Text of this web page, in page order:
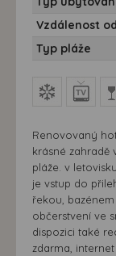
10/11 nocí -
Faliraki -
Sun Palace
Vzdálenost
Typ pláže
Renovovaný
krásné zahradě
pláže. v
je vstup do
řekou,
občerstvení ve
dispozici také
zdarma,